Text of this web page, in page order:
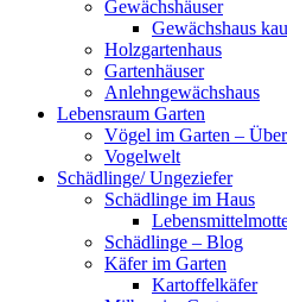
Gewächshäuser
Gewächshaus
Holzgartenhaus
Gartenhäuser
Anlehngewächshaus
Lebensraum Garten
Vögel im Garten –
Vogelwelt
Schädlinge/ Ungeziefer
Schädlinge im Haus
Schädlinge – Blog
Käfer im Garten
Kartoffelkäfer